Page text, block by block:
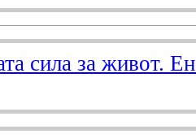
сила за живот.